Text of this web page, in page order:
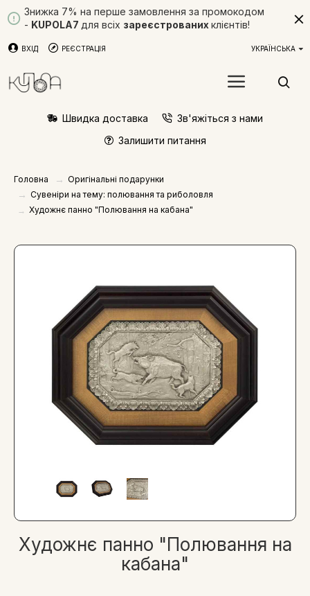
Знижка 7% на перше замовлення за промокодом
- KUPOLA7 для всіх зареєстрованих клієнтів!
ВХІД РЕЄСТРАЦІЯ УКРАЇНСЬКА
Швидка доставка
Зв'яжіться з нами
Залишити питання
Головна
Оригінальні подарунки
Сувеніри на тему: полювання та риболовля
Художнє панно "Полювання на кабана"
Художнє панно "Полювання на
кабана"